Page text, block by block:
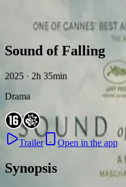
Skip to content
Sound of Falling
2025 · 2h 35min
Drama
Trailer Open in the app
Synopsis